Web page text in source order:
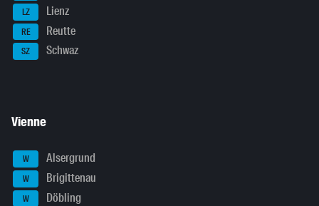
LZ Lienz
RE Reutte
SZ Schwaz
Vienne
W Alsergrund
W Brigittenau
W Döbling